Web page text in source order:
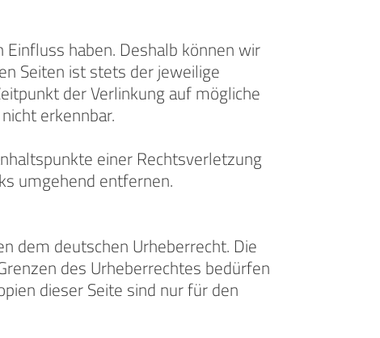
haben. Deshalb können wir
Seiten ist stets der jeweilige
der Verlinkung auf mögliche
erkennbar.
einer Rechtsverletzung
umgehend entfernen.
dem deutschen Urheberrecht. Die
des Urheberrechtes bedürfen
dieser Seite sind nur für den